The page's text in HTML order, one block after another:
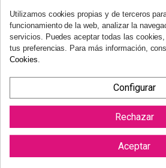
necesidad de justificación.Más
Utilizamos cookies propias y de terceros
funcionamiento de la web, analizar la
servicios. Puedes aceptar todas las
tus preferencias. Para más información,
Cookies
Configurar
Rechazar
Aceptar